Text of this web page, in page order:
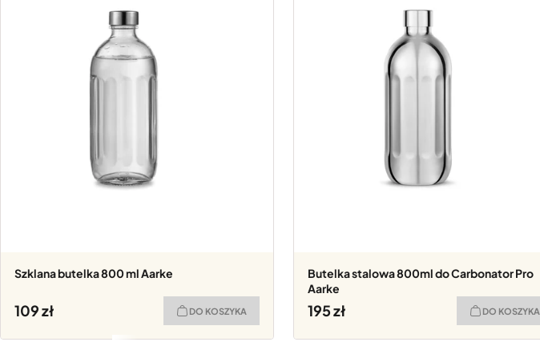
Szklana butelka 800 ml Aarke
109 DO KOSZYKA
Butelka stalowa 800ml do Carbonator Pro
Aarke
195 DO KOSZYKA